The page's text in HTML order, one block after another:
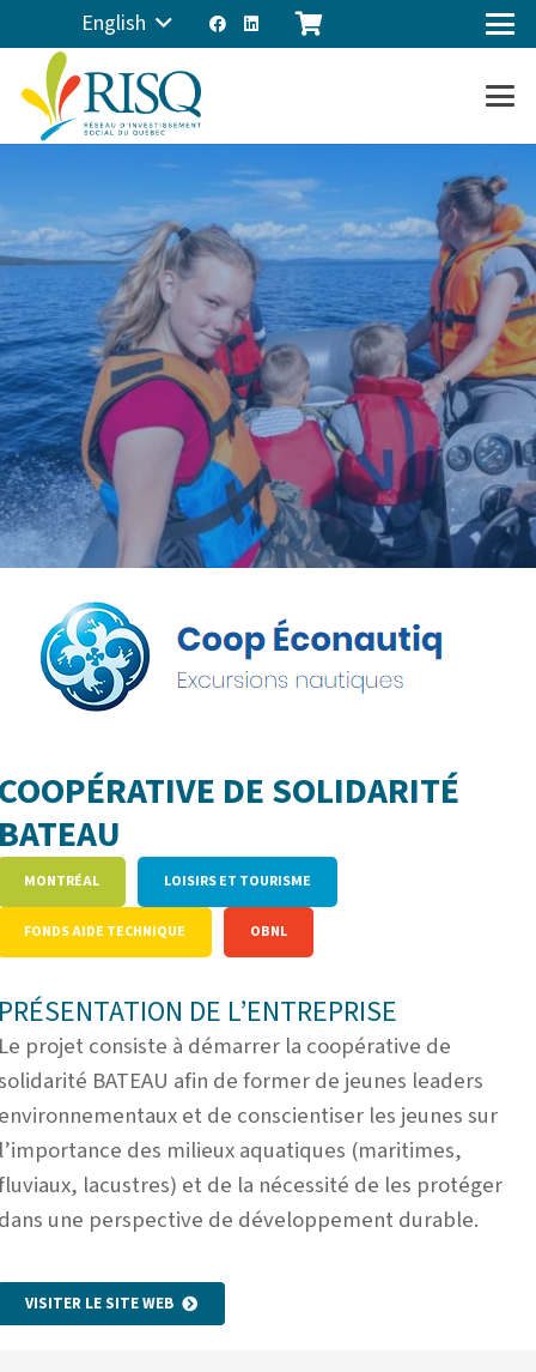
English
DE SOLIDARITÉ
MONTRÉAL LOISIRS ET TOURISME
FONDS AIDE TECHNIQUE OBNL
DE L’ENTREPRISE
projet consiste à démarrer la coopérative de
BATEAU afin de former de jeunes leaders
et de conscientiser les jeunes sur
des milieux aquatiques (maritimes,
lacustres) et de la nécessité de les protéger
une perspective de développement durable.
VISITER LE SITE WEB